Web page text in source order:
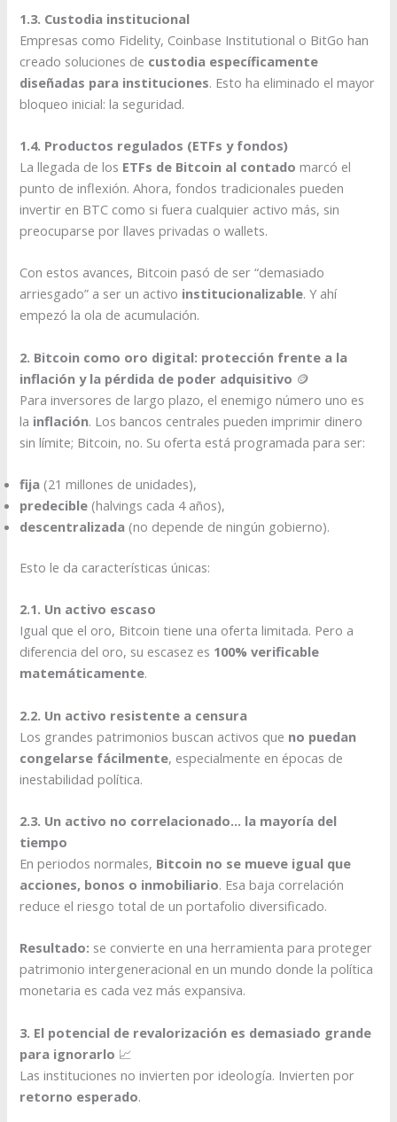
1.3. Custodia institucional
Empresas como Fidelity, Coinbase Institutional o BitGo han
creado soluciones de custodia específicamente
diseñadas para instituciones. Esto ha eliminado el mayor
bloqueo inicial: la seguridad.
1.4. Productos regulados (ETFs y fondos)
La llegada de los ETFs de Bitcoin al contado marcó el
punto de inflexión. Ahora, fondos tradicionales pueden
invertir en BTC como si fuera cualquier activo más, sin
preocuparse por llaves privadas o wallets.
Con estos avances, Bitcoin pasó de ser “demasiado
arriesgado” a ser un activo institucionalizable. Y ahí
empezó la ola de acumulación.
2. Bitcoin como oro digital: protección frente a la
inflación y la pérdida de poder adquisitivo 🪙
Para inversores de largo plazo, el enemigo número uno es
la inflación. Los bancos centrales pueden imprimir dinero
sin límite; Bitcoin, no. Su oferta está programada para ser:
fija (21 millones de unidades),
predecible (halvings cada 4 años),
descentralizada (no depende de ningún gobierno).
Esto le da características únicas:
2.1. Un activo escaso
Igual que el oro, Bitcoin tiene una oferta limitada. Pero a
diferencia del oro, su escasez es 100% verificable
matemáticamente.
2.2. Un activo resistente a censura
Los grandes patrimonios buscan activos que no puedan
congelarse fácilmente, especialmente en épocas de
inestabilidad política.
2.3. Un activo no correlacionado… la mayoría del
tiempo
En periodos normales, Bitcoin no se mueve igual que
acciones, bonos o inmobiliario. Esa baja correlación
reduce el riesgo total de un portafolio diversificado.
Resultado: se convierte en una herramienta para proteger
patrimonio intergeneracional en un mundo donde la política
monetaria es cada vez más expansiva.
3. El potencial de revalorización es demasiado grande
para ignorarlo 📈
Las instituciones no invierten por ideología. Invierten por
retorno esperado.